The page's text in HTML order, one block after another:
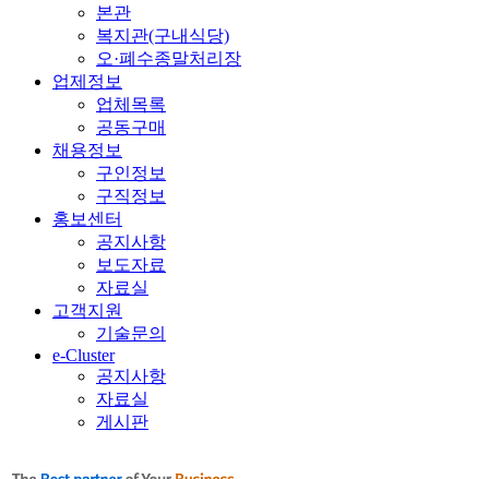
본관
복지관(구내식당)
오·폐수종말처리장
업제정보
업체목록
공동구매
채용정보
구인정보
구직정보
홍보센터
공지사항
보도자료
자료실
고객지원
기술문의
e-Cluster
공지사항
자료실
게시판